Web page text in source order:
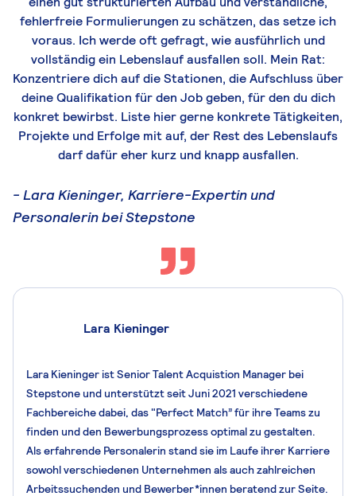
fehlerfreie Formulierungen zu schätzen, das setze ich
voraus. Ichwerde oft gefragt, wie ausführlichund
vollständig ein Lebenslauf ausfallen soll. Mein Rat:
Konzentriere dich auf die Stationen, die Aufschluss über
deine Qualifikation fürden Job geben, für den du dich
konkret bewirbst. Liste hiergerne konkreteTätigkeiten,
Projekte und Erfolge mit auf, der Rest des Lebenslaufs
darf dafüreher kurz und knapp ausfallen.
- Lara Kieninger, Karriere-Expertin und
Personalerin bei Stepstone
Lara Kieninger
Lara Kieninger ist Senior Talent Acquistion Manager bei
Stepstone und unterstützt seit Juni 2021 verschiedene
Fachbereiche dabei, das "Perfect Match” für ihre Teams zu
finden und den Bewerbungsprozess optimal zu gestalten.
Als erfahrende Personalerin stand sie im Laufe ihrer Karriere
sowohl verschiedenen Unternehmen als auch zahlreichen
Arbeitssuchenden und Bewerber*innen beratend zur Seite.